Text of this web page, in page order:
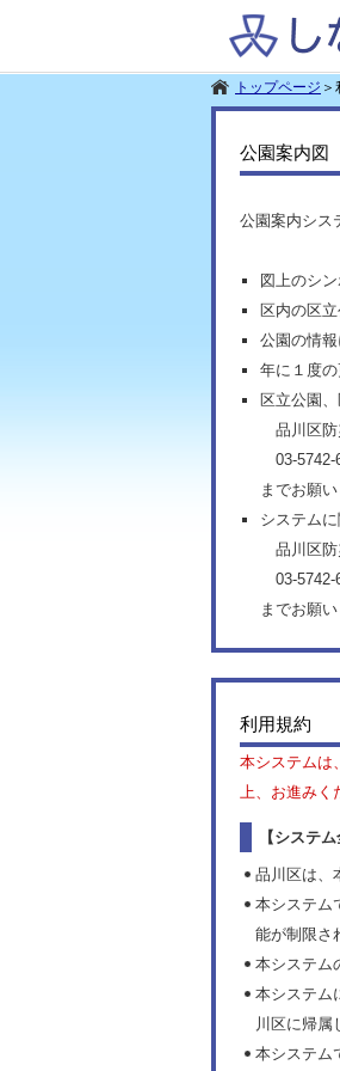
トップページ ＞
公園案内図
公園案内シス
図上のシ
区内の区
公園の情
年に１度
区立公園
品川区防
03-5742-
までお願い
システムに
品川区防
03-5742-
までお願い
利用規約
本システムは
上、お進みく
【システ
品川区は、
本システム
能が制限さ
本システム
本システム
川区に帰属
本システム